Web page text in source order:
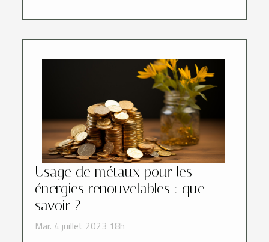
Usage de métaux pour les
énergies renouvelables : que
savoir ?
Mar. 4 juillet 2023 18h